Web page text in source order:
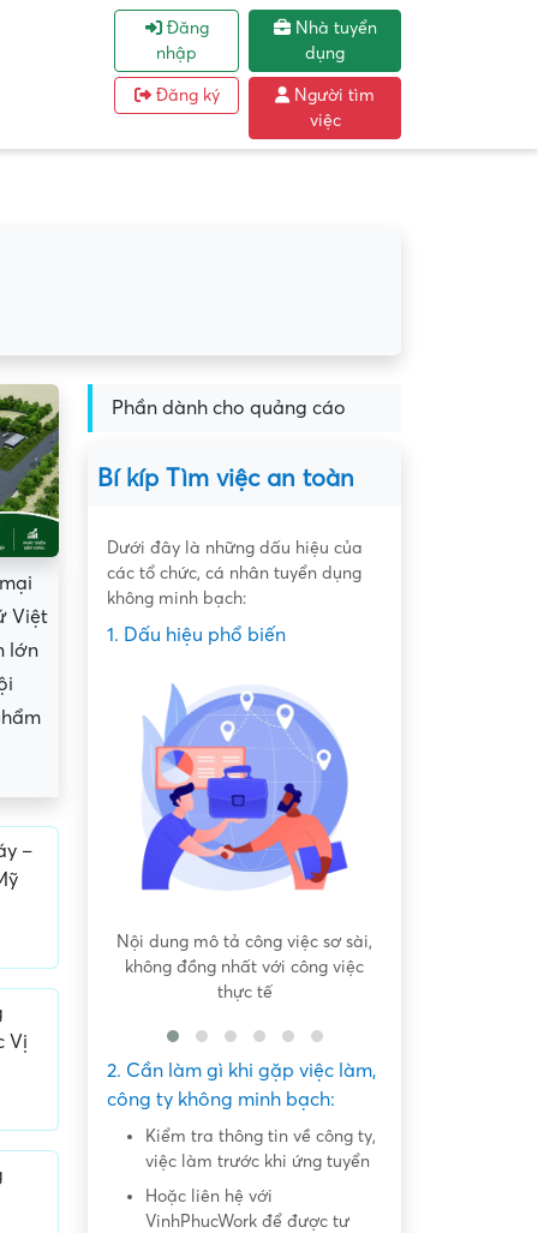
Đăng
nhập
Đăng ký
Nhà tuyển
dụng
Người tìm
việc
Việt
lớn
–
Vị
Phần dành cho quảng cáo
Bí kíp Tìm việc an toàn
Dưới đây là những dấu hiệu của
các tổ chức, cá nhân tuyển dụng
không minh bạch:
1. Dấu hiệu phổ biến
bình
Nội dung mô tả công việc sơ sài,
không đồng nhất với công việc
thực tế
2. Cần làm gì khi gặp việc làm,
công ty không minh bạch:
Kiểm tra thông tin về công ty,
việc làm trước khi ứng tuyển
Hoặc liên hệ với
VinhPhucWork để được tư